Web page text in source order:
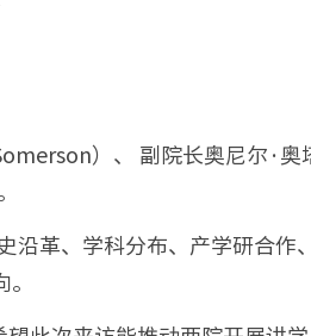
）、 副院长奥尼尔·
革、学科分布、产学研合